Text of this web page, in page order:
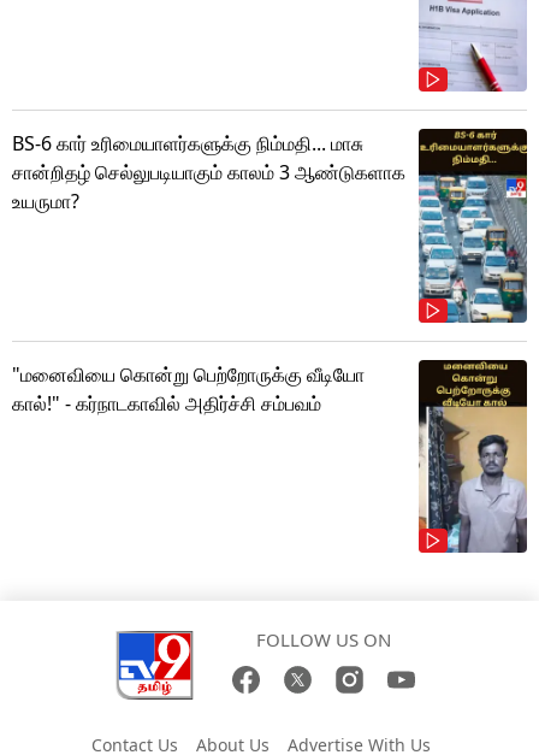
BS-6 கார் உரிமையாளர்களுக்கு நிம்மதி... மாசு
சான்றிதழ் செல்லுபடியாகும் காலம் 3 ஆண்டுகளாக
உயருமா?
"மனைவியை கொன்று பெற்றோருக்கு வீடியோ
கால்!" - கர்நாடகாவில் அதிர்ச்சி சம்பவம்
FOLLOW US ON
Contact Us About Us Advertise With Us